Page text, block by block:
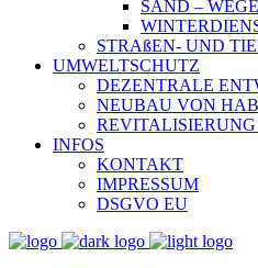
SAND –
STRAßEN- UND
UMWELTSCHUTZ
DEZENTRALE
NEUBAU VON
INFOS
KONTAKT
IMPRESSUM
DSGVO EU